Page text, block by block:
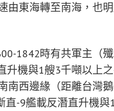
由東海轉至南海，也
1842時有共軍主（
升機與1艘3千噸以上
南西邊緣（距離台灣
-9艦載反潛直升機